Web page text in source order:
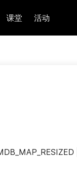
课堂 活动
||